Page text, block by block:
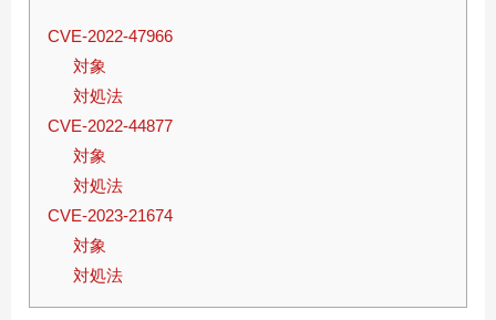
CVE-2022-47966
対象
対処法
CVE-2022-44877
対象
対処法
CVE-2023-21674
対象
対処法